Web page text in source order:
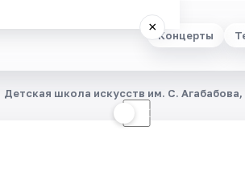
Концерты
×
☾
Детская школа искусств им. С. Агабабова,